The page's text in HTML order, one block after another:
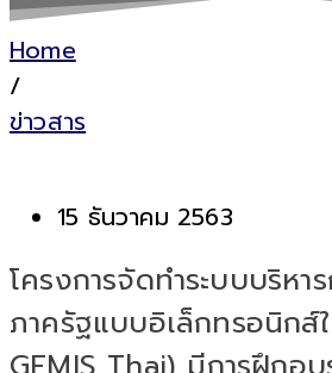
Home
/
ข่าวสาร
15 ธันวาคม 2563
โครงการจัดทำระบบบริหา
ภาครัฐแบบอิเล็กทรอนิกส์